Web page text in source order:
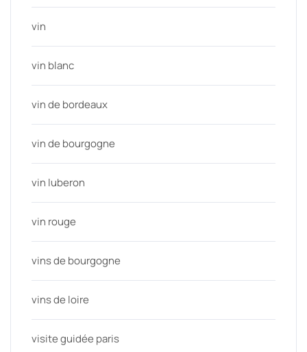
vin
vin blanc
vin de bordeaux
vin de bourgogne
vin luberon
vin rouge
vins de bourgogne
vins de loire
visite guidée paris